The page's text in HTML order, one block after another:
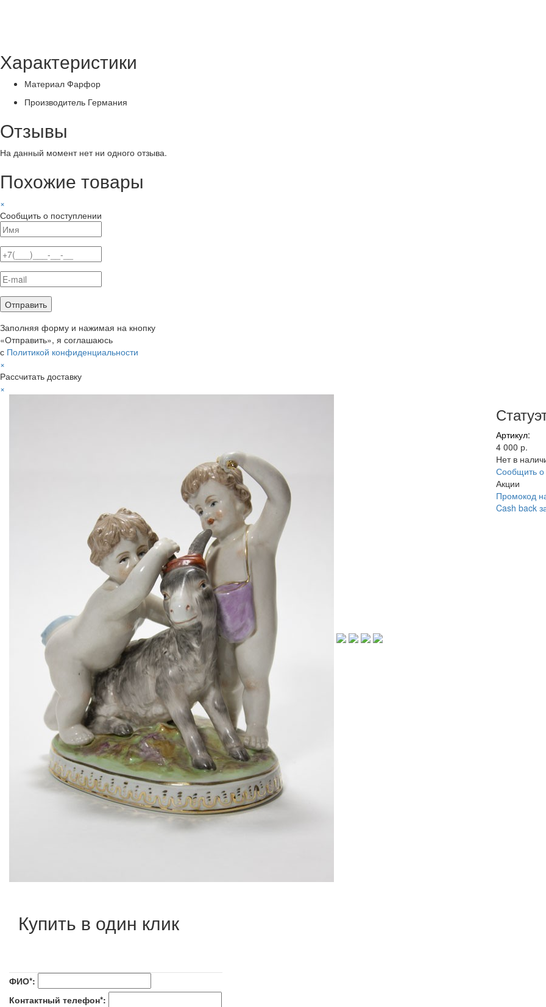
Характеристики
Материал Фарфор
Производитель Германия
Отзывы
На данный момент нет ни одного отзыва.
Похожие товары
×
Сообщить о поступлении
Заполняя форму и нажимая на кнопку
«Отправить», я соглашаюсь
с Политикой конфиденциальности
×
Рассчитать доставку
×
Артикул:
4 000 р.
Нет в
Сообщить о
Акции
Промокод
Cash back
Купить в один клик
ФИО*:
Контактный телефон*: